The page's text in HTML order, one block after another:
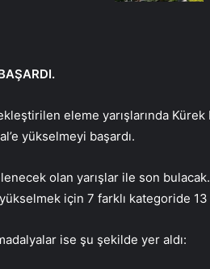
eleme yarışlarında Kürek
yükselmeyi başardı.
olan yarışlar ile son
için 7 farklı kategoride
ise şu şekilde yer aldı: